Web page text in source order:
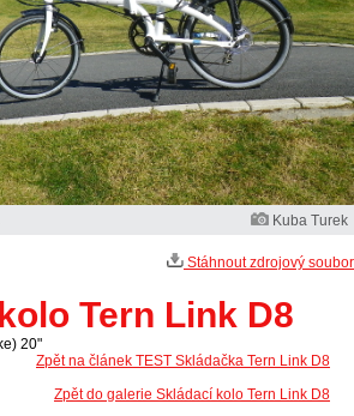
Kuba Turek
Stáhnout zdrojový soubor
Tern Link D8
20"
Zpět na článek TEST Skládačka Tern Link D8
Zpět do galerie Skládací kolo Tern Link D8